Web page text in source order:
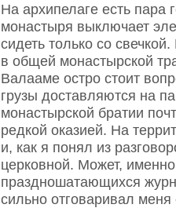
На архипелаге есть пара
монастыря выключает
сидеть только со
в общей монастырской
Валааме остро стоит
грузы доставляются на
монастырской братии
редкой оказией. На
и, как я понял из
церковной. Может,
праздношатающихся
сильно отговаривал меня